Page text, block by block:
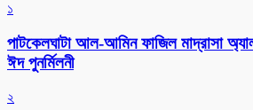
১
পাটকেলঘাটা আল-আমিন ফাজিল মাদ্রাসা
ঈদ পুনর্মিলনী
২